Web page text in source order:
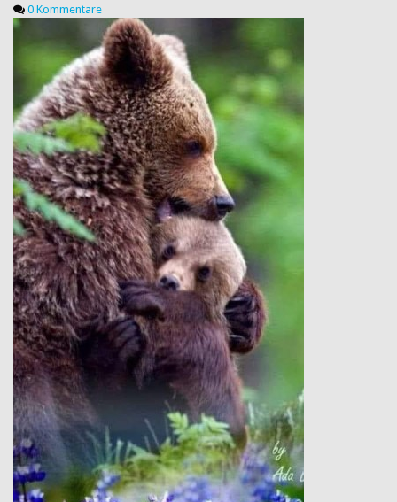
0 Kommentare